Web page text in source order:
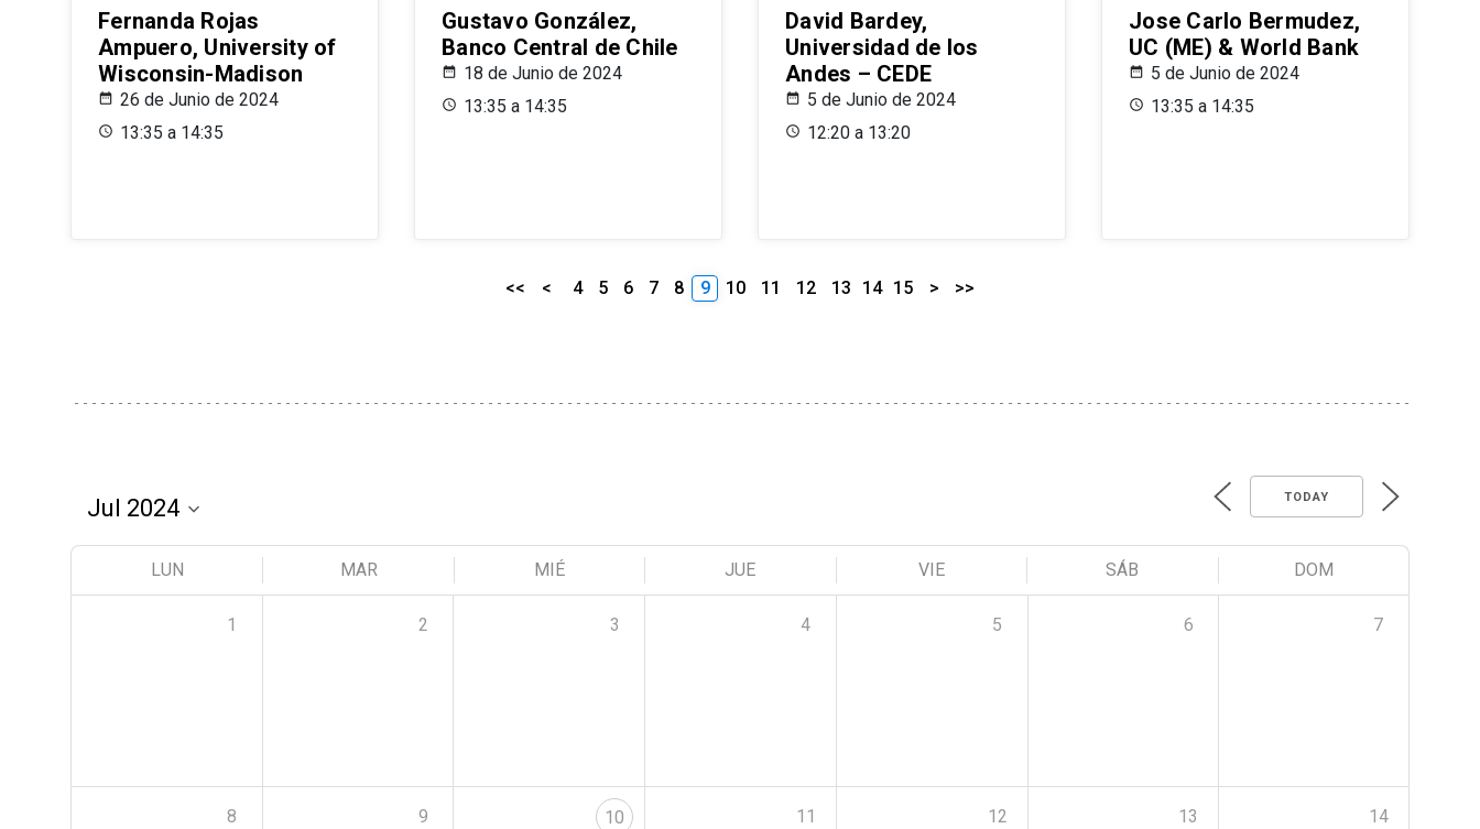
Fernanda Rojas
Ampuero, University of
Wisconsin-Madison
26 de Junio de 2024
13:35 a 14:35
Gustavo González,
Banco Central de Chile
18 de Junio de 2024
13:35 a 14:35
David Bardey,
Universidad de los
Andes – CEDE
5 de Junio de 2024
12:20 a 13:20
Jose Carlo Bermudez,
UC (ME) & World Bank
5 de Junio de 2024
13:35 a 14:35
<< < 4 5 6 7 8 9 10 11 12 13 14 15 > >>
TODAY
LUN MAR MIÉ JUE VIE SÁB DOM
1 2 3 4 5 6 7
8 9 10 11 12 13 14